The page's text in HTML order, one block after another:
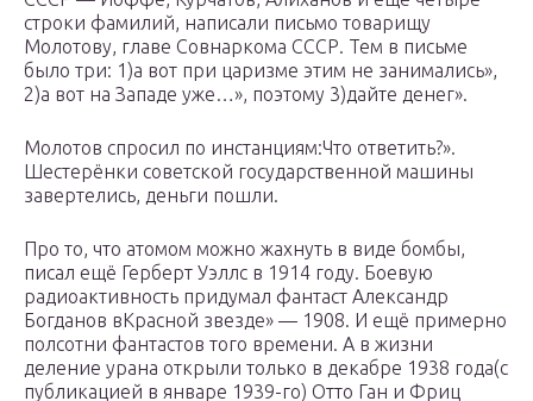
строки фамилий, написали письмо товарищу
Молотову, главе Совнаркома СССР. Тем в письме
было три: 1)а вот при царизме этим не занимались»,
2)а вот на Западе уже…», поэтому 3)дайте денег».
Молотов спросил по инстанциям:Что ответить?».
Шестерёнки советской государственной машины
завертелись, деньги пошли.
Про то, что атомом можно жахнуть в виде бомбы,
писал ещё Герберт Уэллс в 1914 году. Боевую
радиоактивность придумал фантаст Александр
Богданов вКрасной звезде» — 1908. И ещё примерно
полсотни фантастов того времени. А в жизни
деление урана открыли только в декабре 1938 года(с
публикацией в январе 1939-го) Отто Ган и Фриц